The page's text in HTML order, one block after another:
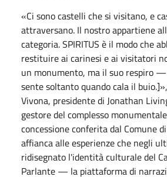
«Ci sono castelli che si visitano, e
attraversano. Il nostro appartiene
categoria. SPIRITUS è il modo che
restituire ai carinesi e ai visitatori
un monumento, ma il suo respiro
sente soltanto quando cala il
Vivona, presidente di Jonathan
gestore del complesso
concessione conferita dal Comune
affianca alle esperienze che negli
ridisegnato l'identità culturale del
Parlante — la piattaforma di